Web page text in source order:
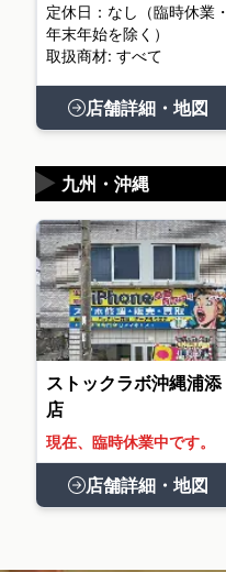
定休日：なし（臨時休業・
年末年始を除く）
取扱商材: すべて
店舗詳細・地図
九州・沖縄
▶
ストックラボ沖縄浦添
店
現在、臨時休業中です。
店舗詳細・地図